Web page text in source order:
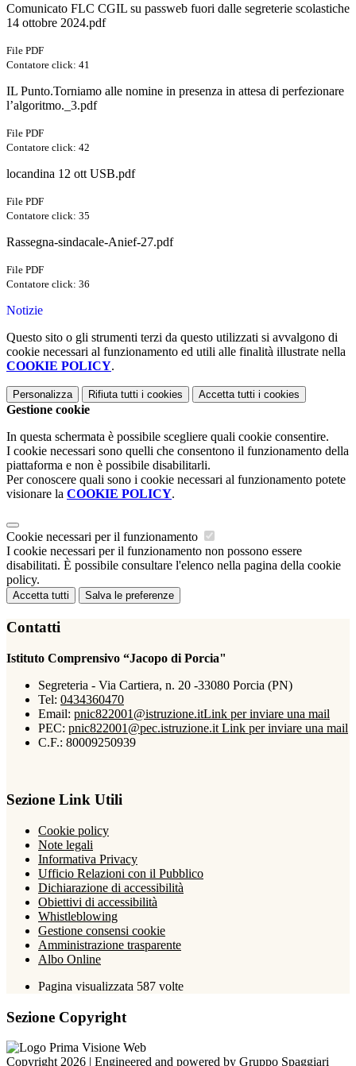
Comunicato FLC CGIL su passweb fuori dalle segreterie scolastiche
14 ottobre 2024.pdf
File PDF
Contatore click: 41
IL Punto.Torniamo alle nomine in presenza in attesa di perfezionare
l’algoritmo._3.pdf
File PDF
Contatore click: 42
locandina 12 ott USB.pdf
File PDF
Contatore click: 35
Rassegna-sindacale-Anief-27.pdf
File PDF
Contatore click: 36
Notizie
Questo sito o gli strumenti terzi da questo utilizzati si avvalgono di
cookie necessari al funzionamento ed utili alle finalità illustrate nella
COOKIE POLICY.
Personalizza Rifiuta tutti i cookies Accetta tutti i cookies
Gestione cookie
In questa schermata è possibile scegliere quali cookie consentire.
I cookie necessari sono quelli che consentono il funzionamento della
piattaforma e non è possibile disabilitarli.
Per conoscere quali sono i cookie necessari al funzionamento potete
visionare la COOKIE POLICY.
Cookie necessari per il funzionamento
I cookie necessari per il funzionamento non possono essere
disabilitati. È possibile consultare l'elenco nella pagina della cookie
policy.
Accetta tutti Salva le preferenze
Contatti
Istituto Comprensivo “Jacopo di Porcia"
Segreteria - Via Cartiera, n. 20 -33080 Porcia (PN)
Tel: 0434360470
Email: pnic822001@istruzione.itLink per inviare una mail
PEC: pnic822001@pec.istruzione.it Link per inviare una mail
C.F.: 80009250939
Sezione Link Utili
Cookie policy
Note legali
Informativa Privacy
Ufficio Relazioni con il Pubblico
Dichiarazione di accessibilità
Obiettivi di accessibilità
Whistleblowing
Gestione consensi cookie
Amministrazione trasparente
Albo Online
Pagina visualizzata 587 volte
Sezione Copyright
Copyright 2026 | Engineered and powered by Gruppo Spaggiari